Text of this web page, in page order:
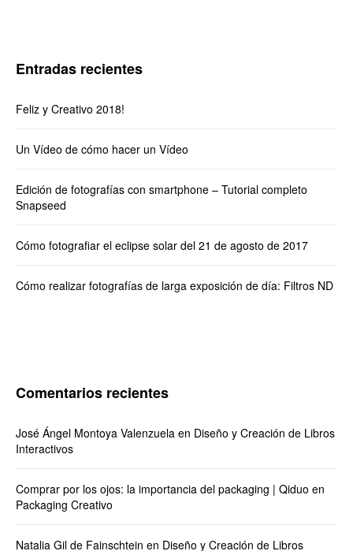
Entradas recientes
Feliz y Creativo 2018!
Un Vídeo de cómo hacer un Vídeo
Edición de fotografías con smartphone – Tutorial completo
Snapseed
Cómo fotografiar el eclipse solar del 21 de agosto de 2017
Cómo realizar fotografías de larga exposición de día: Filtros ND
Comentarios recientes
José Ángel Montoya Valenzuela en Diseño y Creación de Libros
Interactivos
Comprar por los ojos: la importancia del packaging | Qiduo en
Packaging Creativo
Natalia Gil de Fainschtein en Diseño y Creación de Libros